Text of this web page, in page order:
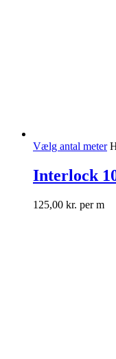
Vælg antal meter
Interlock
125,00 kr. per m